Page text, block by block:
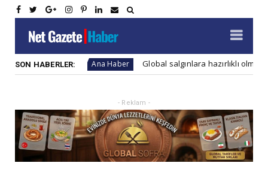
SON HABERLER:
artıyor Ana Haber Global salgınlara hazırlıklı olmanın 7 yolu
- Reklam -